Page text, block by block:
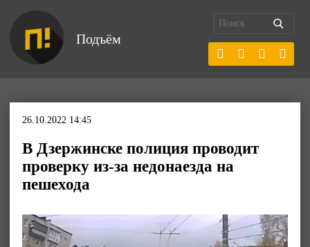
Подъём
26.10.2022 14:45
В Дзержинске полиция проводит
проверку из-за недонаезда на
пешехода